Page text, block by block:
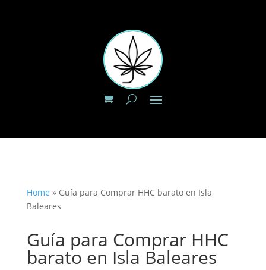
Home » Guía para Comprar HHC barato en Isla
Baleares
Guía para Comprar HHC
barato en Isla Baleares